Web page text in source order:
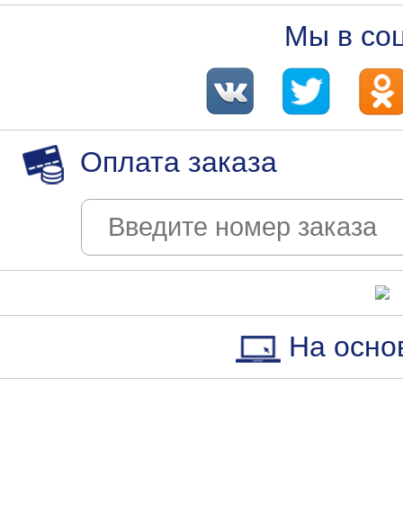
Мы в
Оплата заказа
На